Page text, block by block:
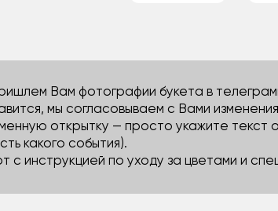
Вам фотографии букета в
мы согласовываем с Вами
открытку — просто укажите текст
какого события).
с инструкцией по уходу за цветами и